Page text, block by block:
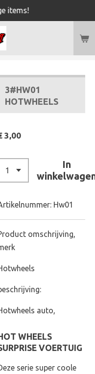
items!
3#HW01
HOTWHEELS
3,00
In
Hw01
omschrijving,
auto,
WHEELS
VOERTUIG
serie super coole